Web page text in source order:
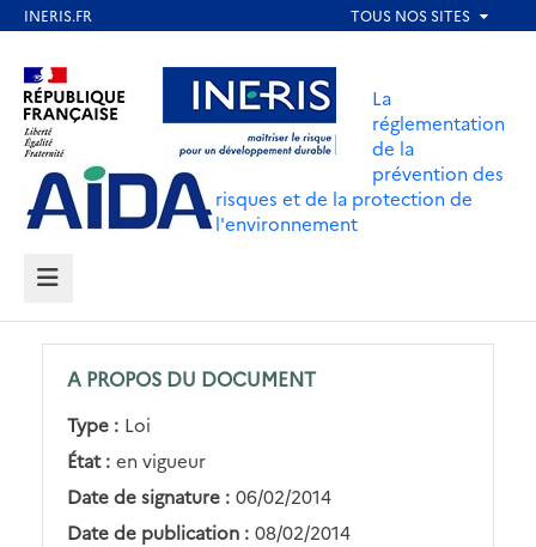
contenu
principal
Aller au contenu Aller au menu
Aller au pied de page
La
réglementation
de la
prévention des
risques et de la protection de
l'environnement
MENU
A PROPOS DU DOCUMENT
Type : Loi
État : en vigueur
Date de signature : 06/02/2014
Date de publication : 08/02/2014